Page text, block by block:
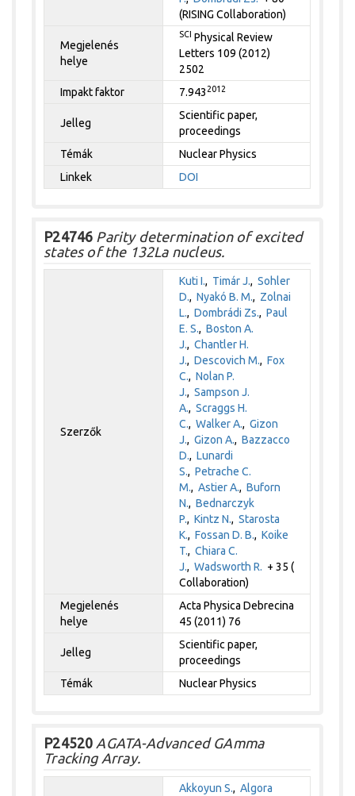
(RISING Collaboration)
Megjelenés
helye
SCI Physical Review
Letters 109 (2012)
2502
Impakt faktor
7.943 2012
Jelleg
Scientific paper,
proceedings
Témák
Nuclear Physics
Linkek
DOI
P24746 Parity determination of excited
states of the 132La nucleus.
Szerzők
Kuti I., Timár J.,Sohler
D.,Nyakó B. M., Zolnai
L.,Dombrádi Zs.,Paul
E. S.,Boston A.
J.,Chantler H.
J.,Descovich M.,Fox
C.,Nolan P.
J.,Sampson J.
A.,Scraggs H.
C.,Walker A.,Gizon
J.,Gizon A.,Bazzacco
D.,Lunardi
S.,Petrache C.
M.,Astier A.,Buforn
N.,Bednarczyk
P.,Kintz N.,Starosta
K.,Fossan D. B.,Koike
T.,Chiara C.
J.,Wadsworth R. + 35 (
Collaboration)
Megjelenés
helye
Acta Physica Debrecina
45 (2011) 76
Jelleg
Scientific paper,
proceedings
Témák
Nuclear Physics
P24520 AGATA-Advanced GAmma
Tracking Array.
Akkoyun S.,Algora